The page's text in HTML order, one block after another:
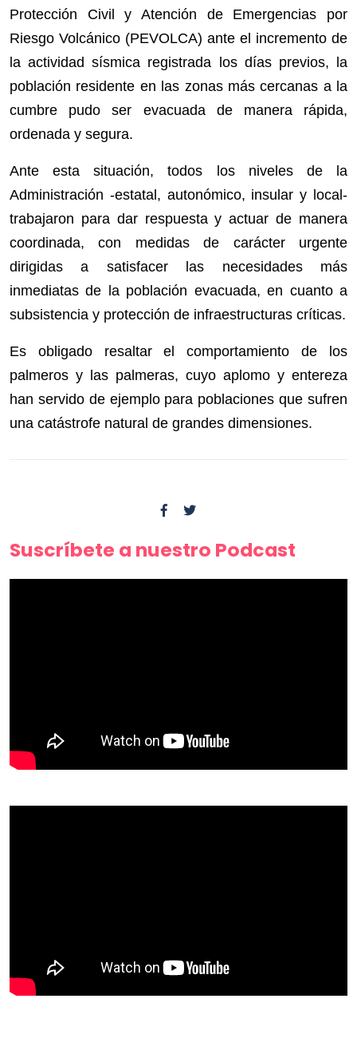
Protección Civil y Atención de Emergencias por
Riesgo Volcánico (PEVOLCA) ante el incremento de
la actividad sísmica registrada los días previos, la
población residente en las zonas más cercanas a la
cumbre pudo ser evacuada de manera rápida,
ordenada y segura.
Ante esta situación, todos los niveles de la
Administración -estatal, autonómico, insular y local-
trabajaron para dar respuesta y actuar de manera
coordinada, con medidas de carácter urgente
dirigidas a satisfacer las necesidades más
inmediatas de la población evacuada, en cuanto a
subsistencia y protección de infraestructuras críticas.
Es obligado resaltar el comportamiento de los
palmeros y las palmeras, cuyo aplomo y entereza
han servido de ejemplo para poblaciones que sufren
una catástrofe natural de grandes dimensiones.
Suscríbete a nuestro Podcast